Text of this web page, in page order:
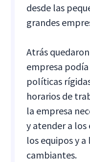
desde las
grandes
Atrás
empresa
políticas
horarios de
la empresa
y atender a los
los equipos y
cambiantes.